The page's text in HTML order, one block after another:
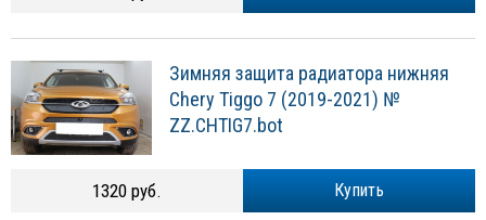
Зимняя защита радиатора нижняя
Chery Tiggo 7 (2019-2021) №
ZZ.CHTIG7.bot
Купить
1320 руб.